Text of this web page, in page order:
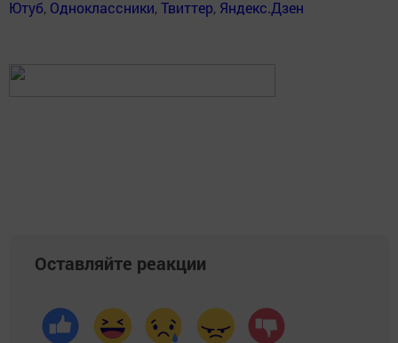
Ютуб, Одноклассники,Твиттер, Яндекс.Дзен
Оставляйте реакции